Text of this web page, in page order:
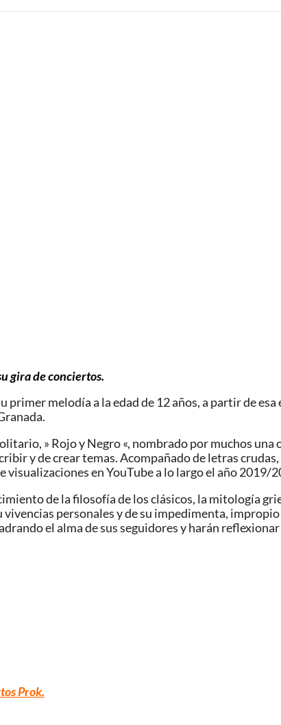
gira de conciertos.
melodía a la edad de 12 años, a partir de esa
» Rojo y Negro «, nombrado por muchos
y de crear temas. Acompañado de letras
visualizaciones en YouTube a lo largo el año 2019/
de la filosofía de los clásicos, la mitología
personales y de su impedimenta,
el alma de sus seguidores y harán
Prok.